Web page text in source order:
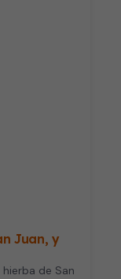
Juan, y
de San